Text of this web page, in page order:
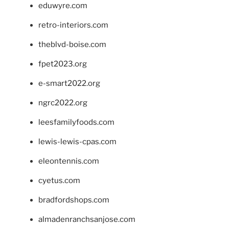
eduwyre.com
retro-interiors.com
theblvd-boise.com
fpet2023.org
e-smart2022.org
ngrc2022.org
leesfamilyfoods.com
lewis-lewis-cpas.com
eleontennis.com
cyetus.com
bradfordshops.com
almadenranchsanjose.com